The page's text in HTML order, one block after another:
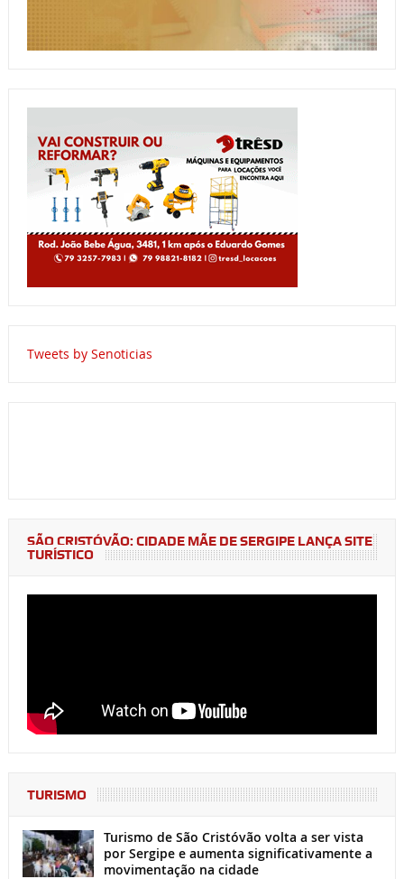
Tweets by Senoticias
SÃO CRISTÓVÃO: CIDADE MÃE DE SERGIPE LANÇA SITE
TURÍSTICO
TURISMO
Turismo de São Cristóvão volta a ser vista
por Sergipe e aumenta significativamente a
movimentação na cidade